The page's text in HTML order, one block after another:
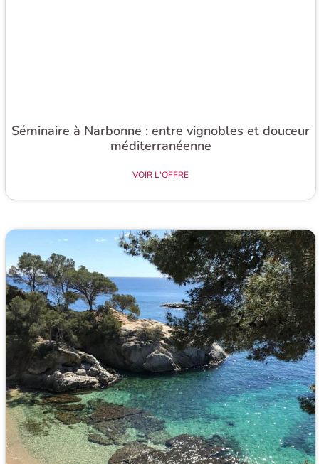
Séminaire à Narbonne : entre vignobles et douceur
méditerranéenne
VOIR L'OFFRE